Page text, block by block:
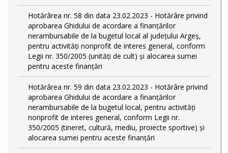
Hotărârea nr. 58 din data 23.02.2023 - Hotărâre privind
aprobarea Ghidului de acordare a finanţărilor
nerambursabile de la bugetul local al județului Argeș,
pentru activităţi nonprofit de interes general, conform
Legii nr. 350/2005 (unități de cult) și alocarea sumei
pentru aceste finanțări
Hotărârea nr. 59 din data 23.02.2023 - Hotărâre privind
aprobarea Ghidului de acordare a finanţărilor
nerambursabile de la bugetul local, pentru activităţi
nonprofit de interes general, conform Legii nr.
350/2005 (tineret, cultură, mediu, proiecte sportive) și
alocarea sumei pentru aceste finanțări